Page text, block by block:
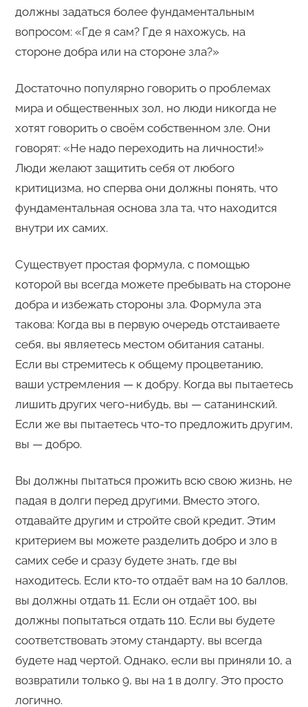
должны задаться более фундаментальным
вопросом: «Где я сам? Где я нахожусь, на
стороне добра или на стороне зла?»
Достаточно популярно говорить о проблемах
мира и общественных зол, но люди никогда не
хотят говорить о своём собственном зле. Они
говорят: «Не надо переходить на личности!»
Люди желают защитить себя от любого
критицизма, но сперва они должны понять, что
фундаментальная основа зла та, что находится
внутри их самих.
Существует простая формула, с помощью
которой вы всегда можете пребывать на стороне
добра и избежать стороны зла. Формула эта
такова: Когда вы в первую очередь отстаиваете
себя, вы являетесь местом обитания сатаны.
Если вы стремитесь к общему процветанию,
ваши устремления — к добру. Когда вы пытаетесь
лишить других чего-нибудь, вы — сатанинский.
Если же вы пытаетесь что-то предложить другим,
вы — добро.
Вы должны пытаться прожить всю свою жизнь, не
падая в долги перед другими. Вместо этого,
отдавайте другим и стройте свой кредит. Этим
критерием вы можете разделить добро и зло в
самих себе и сразу будете знать, где вы
находитесь. Если кто-то отдаёт вам на 10 баллов,
вы должны отдать 11. Если он отдаёт 100, вы
должны попытаться отдать 110. Если вы будете
соответствовать этому стандарту, вы всегда
будете над чертой. Однако, если вы приняли 10, а
возвратили только 9, вы на 1 в долгу. Это просто
логично.